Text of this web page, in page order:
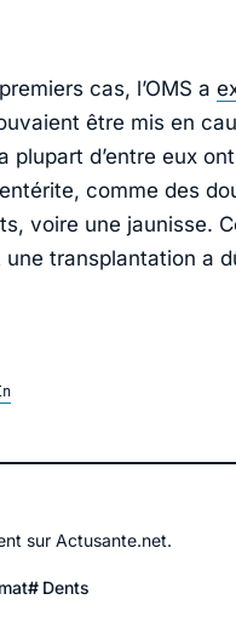
cas, l’OMS a
être mis en
plupart d’entre eux
comme des
voire une jaunisse.
transplantation a
sur Actusante.net.
Dents